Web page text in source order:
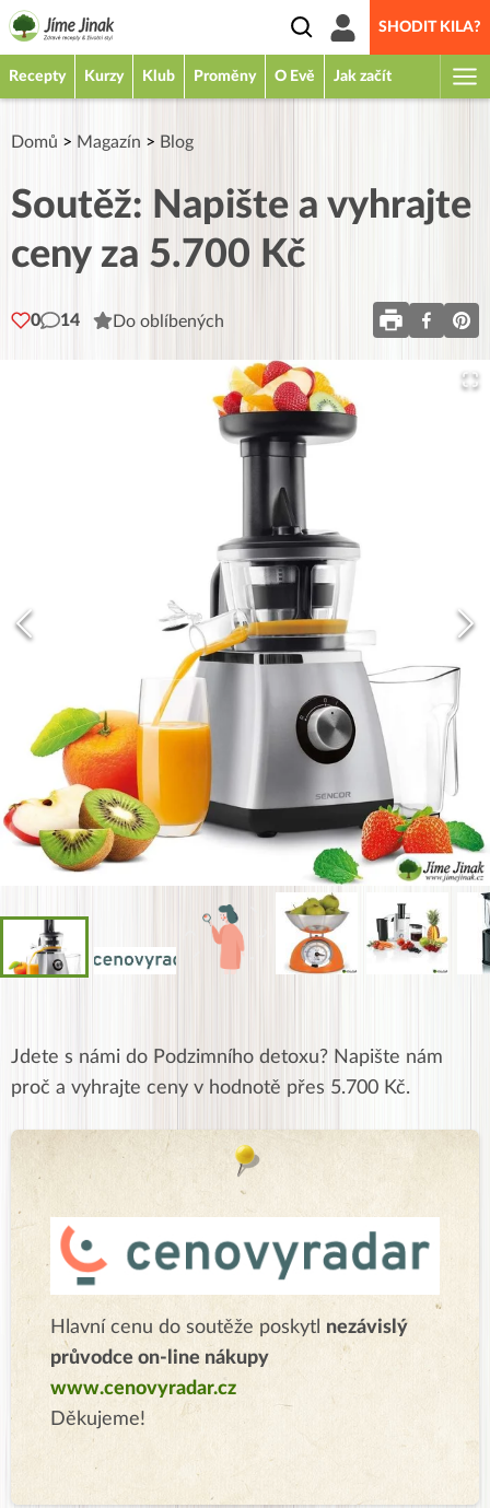
SHODIT KILA?
Recepty Kurzy Klub Proměny O Evě Jak začít
Domů > Magazín > Blog
Soutěž: Napište a vyhrajte
ceny za 5.700 Kč
0 14 Do oblíbených
Jdete s námi do Podzimního detoxu? Napište nám
proč a vyhrajte ceny v hodnotě přes 5.700 Kč.
Hlavní cenu do soutěže poskytl nezávislý
průvodce on-line nákupy
www.cenovyradar.cz
Děkujeme!